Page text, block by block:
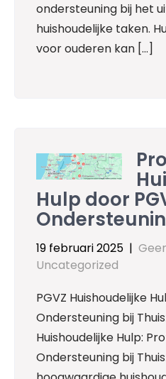
ondersteuning bij het
huishoudelijke taken.
voor ouderen kan […]
Hulp door
19 februari 2025 |
Uncategorized
PGVZ Huishoudelijke
Ondersteuning bij
Huishoudelijke Hulp:
Ondersteuning bij